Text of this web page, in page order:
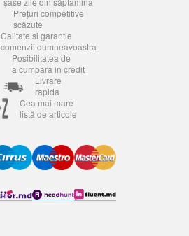
Prețuri competitive
scăzute
Calitate si garantie
comenzii dumneavoastra
Posibilitatea de
a cumpara in credit
Livrare
rapida
Cea mai mare
listă de articole